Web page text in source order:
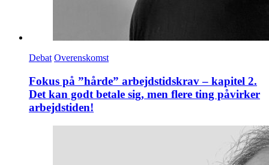
Debat Overenskomst
Fokus på ”hårde” arbejdstidskrav – kapitel 2.
Det kan godt betale sig, men flere ting påvirker
arbejdstiden!